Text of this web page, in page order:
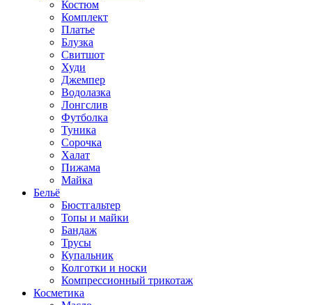
Костюм
Комплект
Платье
Блузка
Свитшот
Худи
Джемпер
Водолазка
Лонгслив
Футболка
Туника
Сорочка
Халат
Пижама
Майка
Бельё
Бюстгальтер
Топы и майки
Бандаж
Трусы
Купальник
Колготки и носки
Компрессионный трикотаж
Косметика